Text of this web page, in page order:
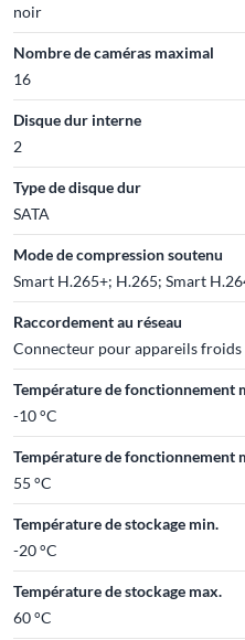
noir
Nombre de caméras maximal
16
Disque dur interne
2
Type de disque dur
SATA
Mode de compression soutenu
Smart H.265+; H.265; Smart
Raccordement au réseau
Connecteur pour appareils froids
Température de fonctionnement
-10 °C
Température de fonctionnement
55 °C
Température de stockage min.
-20 °C
Température de stockage max.
60 °C